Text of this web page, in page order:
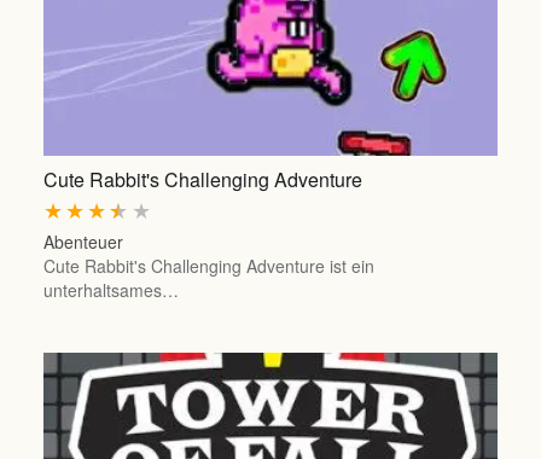
Cute Rabbit's Challenging Adventure
★
★
★
★
★
Abenteuer
Cute Rabbit's Challenging Adventure ist ein
unterhaltsames…